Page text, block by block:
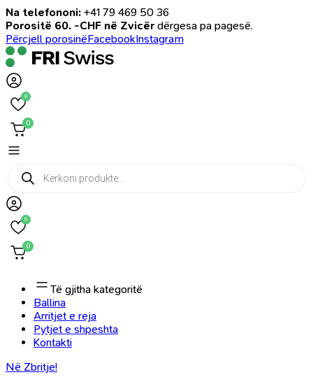
Na telefononi: +41 79 469 50 36
Porositë 60. -CHF në Zvicër dërgesa pa pagesë.
Përcjell porosinëFacebookInstagram
0
0
Products
search
0
0
Të gjitha kategoritë
Ballina
Arritjet e reja
Pytjet e shpeshta
Kontakti
Në Zbritje!